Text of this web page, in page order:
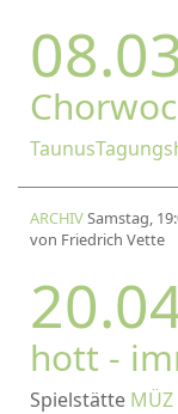
ARCHIVSamstag,
von Friedrich Vette
hott -
Spielstätte